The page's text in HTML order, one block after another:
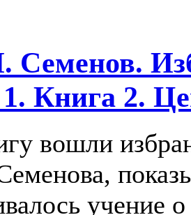
Семенов.
Книга 2.
вошли
учение